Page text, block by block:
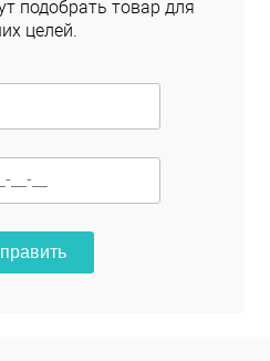
подобрать товар для
целей.